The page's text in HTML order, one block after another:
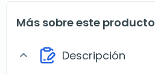
Más sobre este producto
expand_more Descripción